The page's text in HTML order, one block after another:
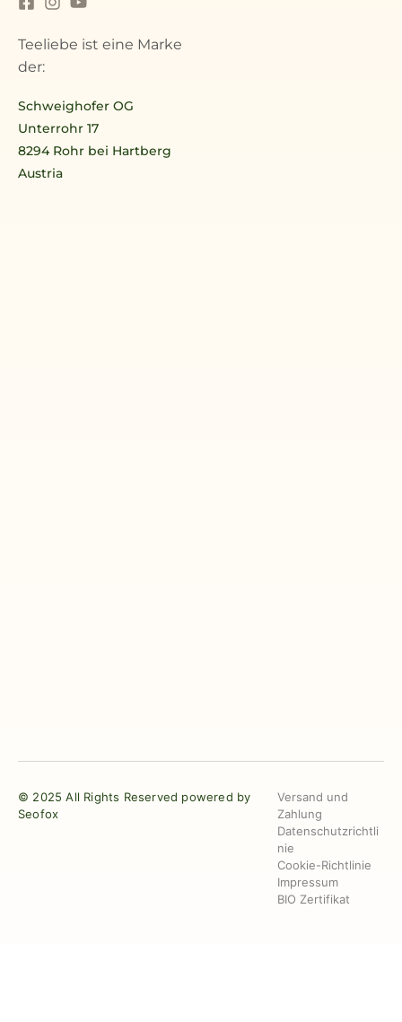
Teeliebe ist eine Marke
der:
Schweighofer OG
Unterrohr 17
8294 Rohr bei Hartberg
Austria
© 2025 All Rights Reserved powered by
Seofox
Versand und
Zahlung
Datenschutzrichtli
nie
Cookie-Richtlinie
Impressum
BIO Zertifikat